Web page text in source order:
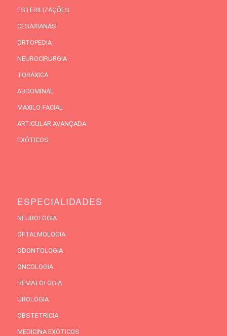
ESTERILIZAÇÕES
CESARIANAS
ORTOPEDIA
NEUROCIRURGIA
TORÁXICA
ABDOMINAL
MAXILO-FACIAL
ARTICULAR AVANÇADA
EXÓTICOS
ESPECIALIDADES
NEUROLOGIA
OFTALMOLOGIA
ODONTOLOGIA
ONCOLOGIA
HEMATOLOGIA
UROLOGIA
OBSTETRICIA
MEDICINA EXÓTICOS